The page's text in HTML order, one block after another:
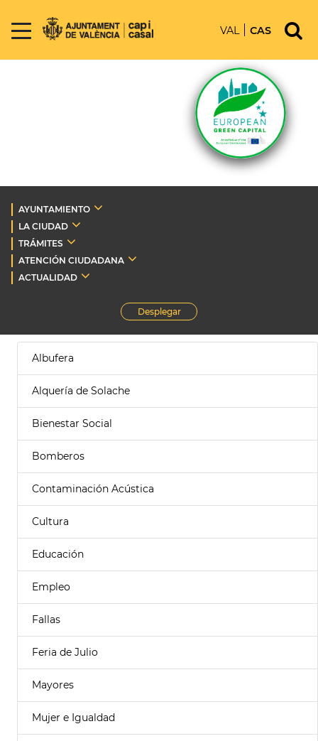
VAL CAS
AYUNTAMIENTO
LA CIUDAD
TRÁMITES
ATENCIÓN CIUDADANA
ACTUALIDAD
Desplegar
Albufera
Alquería de Solache
Bienestar Social
Bomberos
Contaminación Acústica
Cultura
Educación
Empleo
Fallas
Feria de Julio
Mayores
Mujer e Igualdad